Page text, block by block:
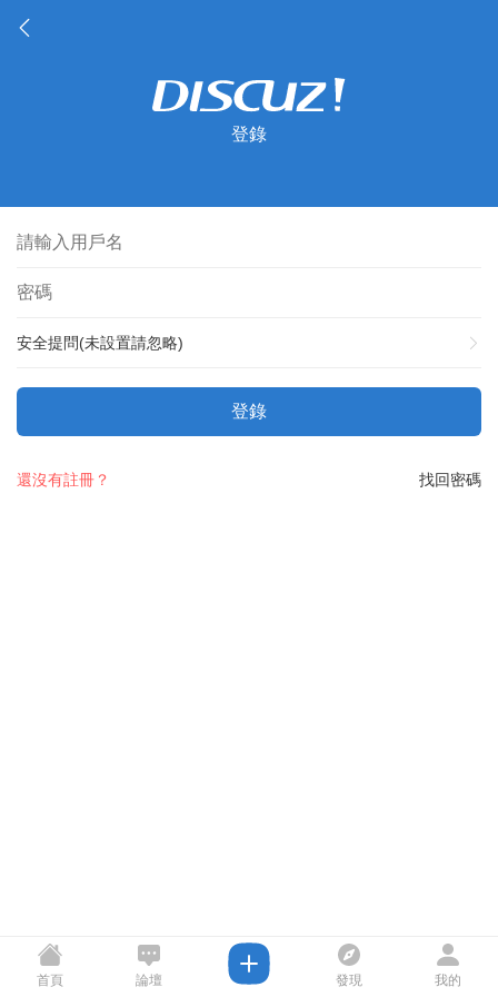
登錄
安全提問(未設置請忽略)
登錄
找回密碼
還沒有註冊？
首頁 論壇 發現 我的